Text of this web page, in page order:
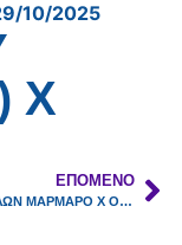
10/2025
Χ
ΕΠΌΜΕΝΟ
Δ.ΚΑΡΔΑΜΥΛΩΝ ΜΑΡΜΑΡΟ Χ ΟΜΑΔΑ Β 18/12/2025